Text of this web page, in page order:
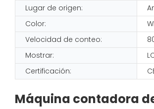
Lugar de origen:
Color:
Velocidad de conteo:
Mostrar:
Certificación:
Máquina contadora